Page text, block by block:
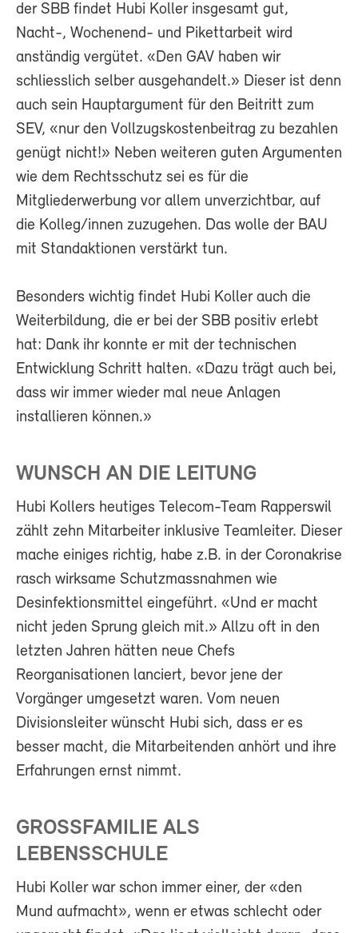
der SBB findet Hubi Koller insgesamt gut,
Nacht-, Wochenend- und Pikettarbeit wird
anständig vergütet. «Den GAV haben wir
schliesslich selber ausgehandelt.» Dieser ist denn
auch sein Hauptargument für den Beitritt zum
SEV, «nur den Vollzugskostenbeitrag zu bezahlen
genügt nicht!» Neben weiteren guten Argumenten
wie dem Rechtsschutz sei es für die
Mitgliederwerbung vor allem unverzichtbar, auf
die Kolleg/innen zuzugehen. Das wolle der BAU
mit Standaktionen verstärkt tun.
Besonders wichtig findet Hubi Koller auch die
Weiterbildung, die er bei der SBB positiv erlebt
hat: Dank ihr konnte er mit der technischen
Entwicklung Schritt halten. «Dazu trägt auch bei,
dass wir immer wieder mal neue Anlagen
installieren können.»
WUNSCH AN DIE LEITUNG
Hubi Kollers heutiges Telecom-Team Rapperswil
zählt zehn Mitarbeiter inklusive Teamleiter. Dieser
mache einiges richtig, habe z.B. in der Coronakrise
rasch wirksame Schutzmassnahmen wie
Desinfektionsmittel eingeführt. «Und er macht
nicht jeden Sprung gleich mit.» Allzu oft in den
letzten Jahren hätten neue Chefs
Reorganisationen lanciert, bevor jene der
Vorgänger umgesetzt waren. Vom neuen
Divisionsleiter wünscht Hubi sich, dass er es
besser macht, die Mitarbeitenden anhört und ihre
Erfahrungen ernst nimmt.
GROSSFAMILIE ALS
LEBENSSCHULE
Hubi Koller war schon immer einer, der «den
Mund aufmacht», wenn er etwas schlecht oder